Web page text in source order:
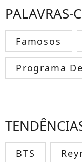
PALAVRAS-
Famosos
Programa
BTS